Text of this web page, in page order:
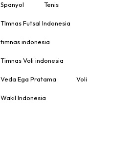
Spanyol Tenis
TImnas Futsal Indonesia
timnas indonesia
Timnas Voli indonesia
Veda Ega Pratama Voli
Wakil Indonesia